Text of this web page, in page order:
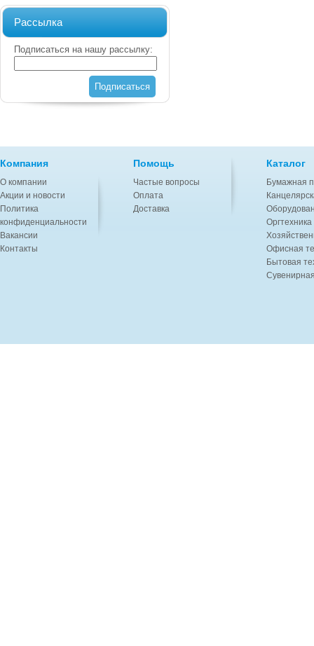
Рассылка
Подписаться на нашу рассылку:
Подписаться
Компания
О компании
Акции и новости
Политика
конфиденциальности
Вакансии
Контакты
Помощь
Частые вопросы
Оплата
Доставка
Каталог
Бумажная
Офисная
Бытовая